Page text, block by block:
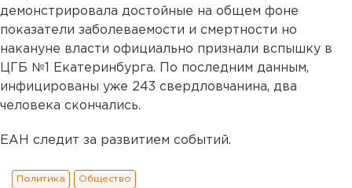
демонстрировала достойные на общем фоне
показатели заболеваемости и смертности но
накануне власти официально признали вспышку в
ЦГБ №1 Екатеринбурга. По последним данным,
инфицированы уже 243 свердловчанина, два
человека скончались.
ЕАН следит за развитием событий.
Политика Общество